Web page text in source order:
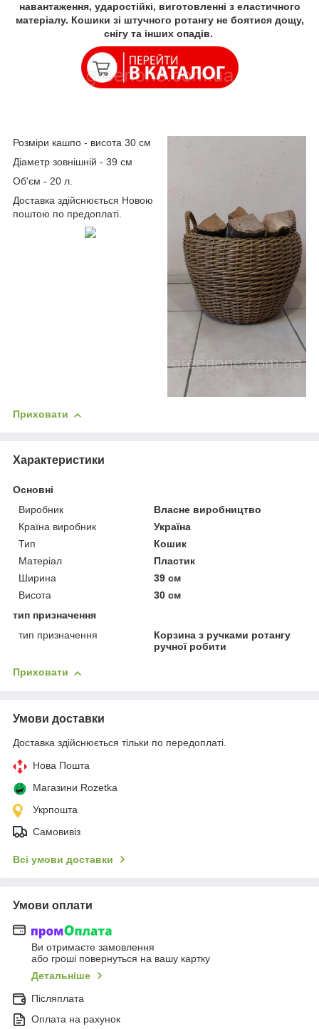
навантаження, ударостійкі, виготовленні з еластичного
матеріалу. Кошики зі штучного ротангу не боятися дощу,
снігу та інших опадів.
Розміри кашпо - висота 30 см
Діаметр зовнішній - 39 см
Об'єм - 20 л.
Доставка здійснюється Новою
поштою по предоплаті.
Приховати
Характеристики
Основні
Виробник
Власне виробництво
Країна виробник
Україна
Тип
Кошик
Матеріал
Пластик
Ширина
39 см
Висота
30 см
тип призначення
тип призначення
Корзина з ручками ротангу
ручної робити
Приховати
Умови доставки
Доставка здійснюється тільки по передоплаті.
Нова Пошта
Магазини Rozetka
Укрпошта
Самовивіз
Всі умови доставки
Умови оплати
Ви отримаєте замовлення
або гроші повернуться на вашу картку
Детальніше
Післяплата
Оплата на рахунок